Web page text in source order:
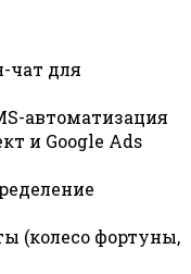
чат для
автоматизация
и Google Ads
(колесо фортуны,